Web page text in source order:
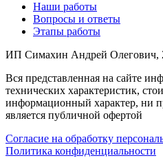
Наши работы
Вопросы и ответы
Этапы работы
ИП Симахин Андрей Олегович,
Вся представленная на сайте
технических характеристик,
информационный характер, ни
является публичной офертой
Согласие на обработку
Политика конфиденциальности